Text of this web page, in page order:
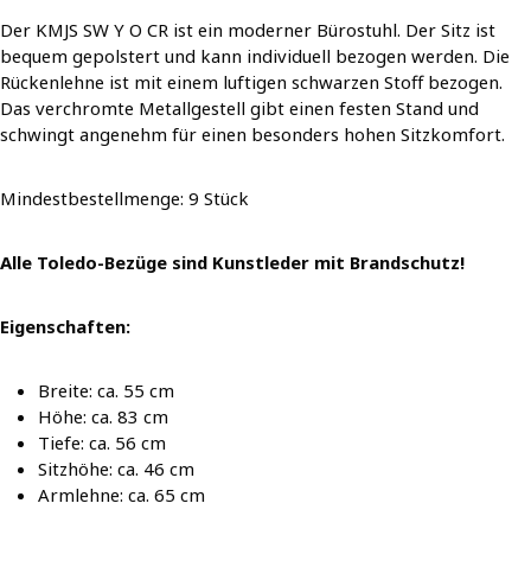
Der KMJS SW Y O CR ist ein moderner Bürostuhl. Der Sitz ist
bequem gepolstert und kann individuell bezogen werden. Die
Rückenlehne ist mit einem luftigen schwarzen Stoff bezogen.
Das verchromte Metallgestell gibt einen festen Stand und
schwingt angenehm für einen besonders hohen Sitzkomfort.
Mindestbestellmenge: 9 Stück
Alle Toledo-Bezüge sind Kunstleder mit Brandschutz!
Eigenschaften:
Breite: ca. 55 cm
Höhe: ca. 83 cm
Tiefe: ca. 56 cm
Sitzhöhe: ca. 46 cm
Armlehne: ca. 65 cm